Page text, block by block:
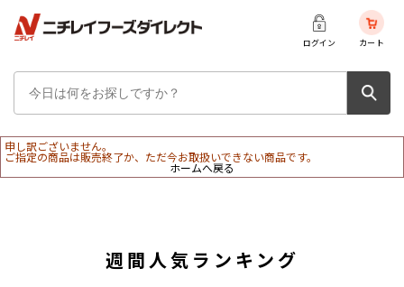
ログイン カート
申し訳ございません。
ご指定の商品は販売終了か、ただ今お取扱いできない商品です。
ホームへ戻る
週間人気ランキング